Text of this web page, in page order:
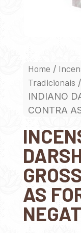
Home /
Tradicionais /
INDIANO
CONTRA
AS